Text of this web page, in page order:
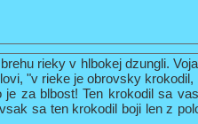
rieky v hlbokej dzungli.
"v rieke je obrovsky
je za blbost! Ten krokodil sa
sa ten krokodil boji len z